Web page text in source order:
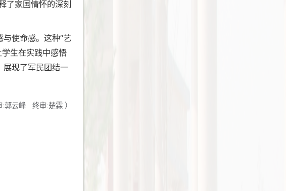
了家国情怀的深刻
使命感。这种“艺
生在实践中感悟
展现了军民团结一
:郭云峰 终审:楚霖 ）